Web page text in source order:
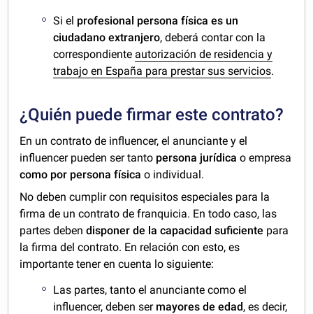
Si el profesional persona física es un
ciudadano extranjero, deberá contar con la
correspondiente autorización de residencia y
trabajo en España para prestar sus servicios.
¿Quién puede firmar este contrato?
En un contrato de influencer, el anunciante y el
influencer pueden ser tanto persona jurídica o empresa
como por persona físicao individual.
No deben cumplir con requisitos especiales para la
firma de un contrato de franquicia. En todo caso, las
partes debendisponer de la capacidad suficiente para
la firma del contrato. En relación con esto, es
importante tener en cuenta lo siguiente:
Las partes, tanto el anunciante como el
influencer, deben ser mayores de edad, es decir,